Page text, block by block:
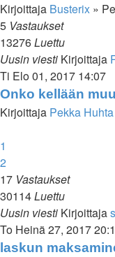
Kirjoittaja Busterix »
5 Vastaukset
13276Luettu
Uusin viesti Kirjoittaja
Ti Elo 01, 2017 14:07
Onko kellään
Kirjoittaja Pekka Huhta
1
2
17 Vastaukset
30114Luettu
Uusin viesti Kirjoittaja
To Heinä 27, 2017
laskun